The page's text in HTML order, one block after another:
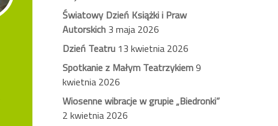
Światowy Dzień Książki i Praw
Autorskich 3 maja 2026
Dzień Teatru 13 kwietnia 2026
Spotkanie z Małym Teatrzykiem9
kwietnia 2026
Wiosenne wibracje w grupie „Biedronki”
2 kwietnia 2026